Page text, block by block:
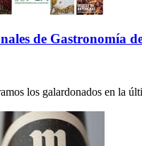
de Gastronomía
los galardonados en la